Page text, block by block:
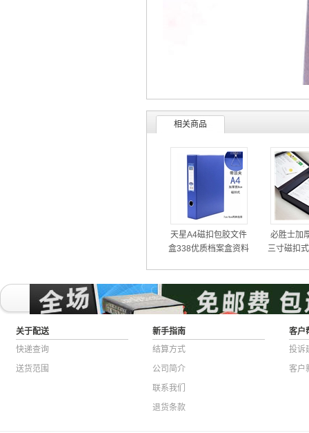
相关商品
天星A4磁扣包胶文件
盒338优质档案盒资料
必胜士加
三寸磁扣
关于配送
快递查询
送货范围
新手指南
结算方式
公司简介
联系我们
退货条款
客户
投诉
客户